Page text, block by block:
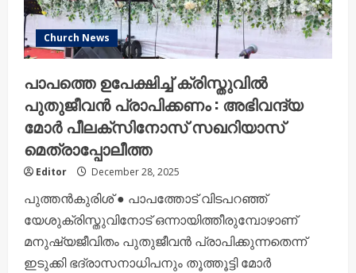
Church News
പാപത്തെ ഉപേക്ഷിച്ച് ക്രിസ്തുവിൽ
പുതുജീവൻ പ്രാപിക്കണം : അഭിവന്ദ്യ
മോർ പീലക്‌സിനോസ് സഖറിയാസ്
മെത്രാപ്പോലീത്ത
Editor December 28, 2025
പുത്തൻകുരിശ് ● പാപത്തോട് വിടപറഞ്ഞ്
യേശുക്രിസ്തുവിനോട് ഒന്നായിത്തീരുമ്പോഴാണ്
മനുഷ്യജീവിതം പുതുജീവൻ പ്രാപിക്കുന്നതെന്ന്
ഇടുക്കി ഭദ്രാസനാധിപനും തൂത്തൂട്ടി മോർ